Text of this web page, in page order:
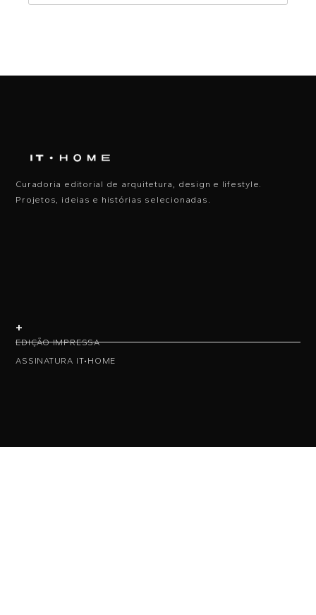
Curadoria editorial de arquitetura, design e lifestyle.
Projetos, ideias e histórias selecionadas.
+
EDIÇÃO IMPRESSA
ASSINATURA IT•HOME